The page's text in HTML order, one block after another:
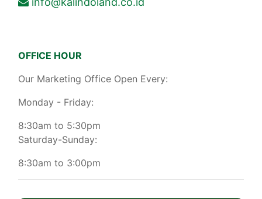
OFFICE HOUR
Our Marketing Office Open Every:
Monday - Friday:
8:30am to 5:30pm
Saturday-Sunday:
8:30am to 3:00pm